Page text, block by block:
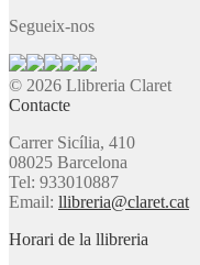
Segueix-nos
© 2026 Llibreria Claret
Contacte
Carrer Sicília, 410
08025 Barcelona
Tel: 933010887
Email: llibreria@claret.cat
Horari de la llibreria